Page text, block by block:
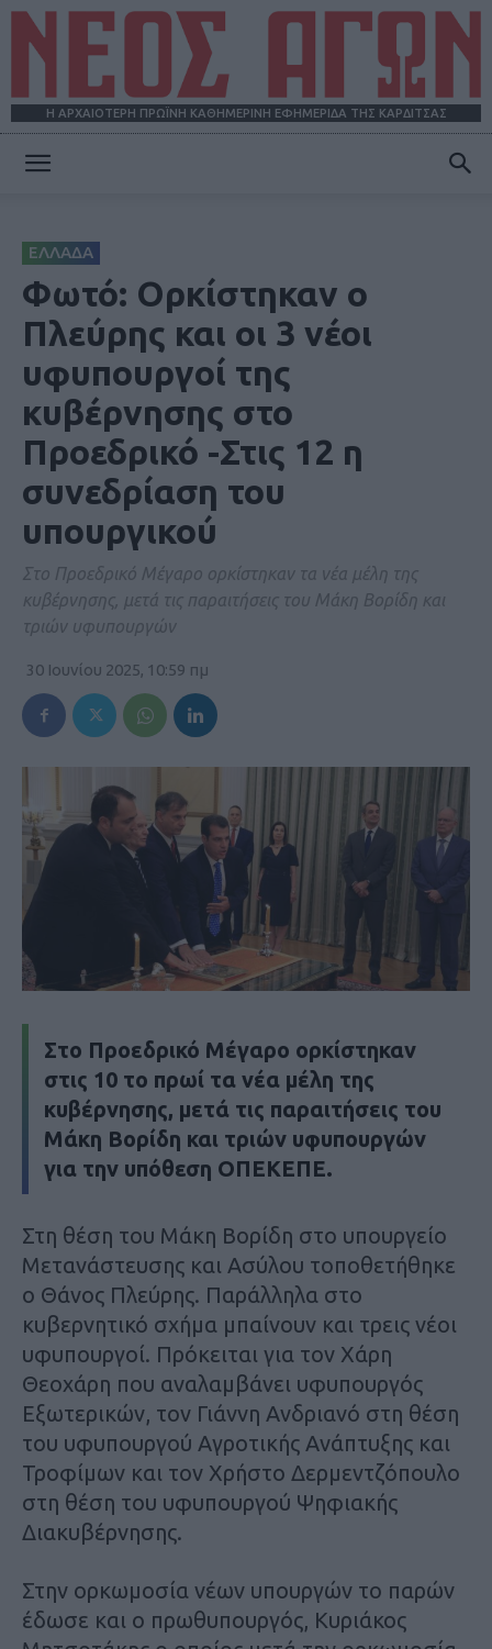
Η ΑΡΧΑΙΟΤΕΡΗ ΠΡΩΪΝΗ ΚΑΘΗΜΕΡΙΝΗ ΕΦΗΜΕΡΙΔΑ ΤΗΣ ΚΑΡΔΙΤΣΑΣ
ΕΛΛΑΔΑ
Φωτό: Ορκίστηκαν ο
Πλεύρης και οι 3 νέοι
υφυπουργοί της
κυβέρνησης στο
Προεδρικό -Στις 12 η
συνεδρίαση του
υπουργικού
Στο Προεδρικό Μέγαρο ορκίστηκαν τα νέα μέλη της
κυβέρνησης, μετά τις παραιτήσεις του Μάκη Βορίδη και
τριών υφυπουργών
30 Ιουνίου 2025, 10:59 πμ
Στο Προεδρικό Μέγαρο ορκίστηκαν
στις 10 το πρωί τα νέα μέλη της
κυβέρνησης, μετά τις παραιτήσεις του
Μάκη Βορίδη και τριών υφυπουργών
για την υπόθεση ΟΠΕΚΕΠΕ.
Στη θέση του Μάκη Βορίδη στο υπουργείο
Μετανάστευσης και Ασύλου τοποθετήθηκε
ο Θάνος Πλεύρης. Παράλληλα στο
κυβερνητικό σχήμα μπαίνουν και τρεις νέοι
υφυπουργοί. Πρόκειται για τον Χάρη
Θεοχάρη που αναλαμβάνει υφυπουργός
Εξωτερικών, τον Γιάννη Ανδριανό στη θέση
του υφυπουργού Αγροτικής Ανάπτυξης και
Τροφίμων και τον Χρήστο Δερμεντζόπουλο
στη θέση του υφυπουργού Ψηφιακής
Διακυβέρνησης.
Στην ορκωμοσία νέων υπουργών το παρών
έδωσε και ο πρωθυπουργός, Κυριάκος